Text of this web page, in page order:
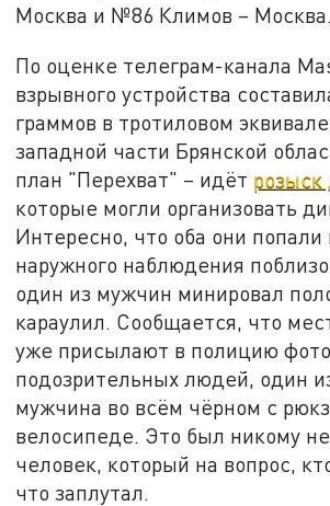
Москва и №86 Климов – Москва.
По оценке телеграм-канала
взрывного устройства
граммов в тротиловом
западной части Брянской
план "Перехват" – идёт розыск
которые могли организовать
Интересно, что оба они
наружного наблюдения
один из мужчин минировал
караулил. Сообщается, что
уже присылают в полицию фото
подозрительных людей, один
мужчина во всём чёрном с
велосипеде. Это был никому
человек, который на вопрос,
что заплутал.